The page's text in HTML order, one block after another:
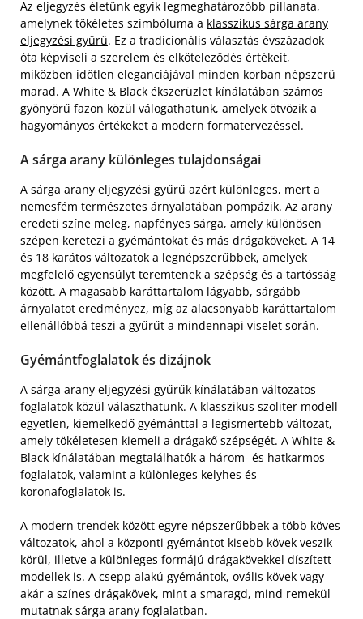
Az eljegyzés életünk egyik legmeghatározóbb pillanata,
amelynek tökéletes szimbóluma a klasszikus sárga arany
eljegyzési gyűrű. Ez a tradicionális választás évszázadok
óta képviseli a szerelem és elköteleződés értékeit,
miközben időtlen eleganciájával minden korban népszerű
marad. A White & Black ékszerüzlet kínálatában számos
gyönyörű fazon közül válogathatunk, amelyek ötvözik a
hagyományos értékeket a modern formatervezéssel.
A sárga arany különleges tulajdonságai
A sárga arany eljegyzési gyűrű azért különleges, mert a
nemesfém természetes árnyalatában pompázik. Az arany
eredeti színe meleg, napfényes sárga, amely különösen
szépen keretezi a gyémántokat és más drágaköveket. A 14
és 18 karátos változatok a legnépszerűbbek, amelyek
megfelelő egyensúlyt teremtenek a szépség és a tartósság
között. A magasabb karáttartalom lágyabb, sárgább
árnyalatot eredményez, míg az alacsonyabb karáttartalom
ellenállóbbá teszi a gyűrűt a mindennapi viselet során.
Gyémántfoglalatok és dizájnok
A sárga arany eljegyzési gyűrűk kínálatában változatos
foglalatok közül választhatunk. A klasszikus szoliter modell
egyetlen, kiemelkedő gyémánttal a legismertebb változat,
amely tökéletesen kiemeli a drágakő szépségét. A White &
Black kínálatában megtalálhatók a három- és hatkarmos
foglalatok, valamint a különleges kelyhes és
koronafoglalatok is.
A modern trendek között egyre népszerűbbek a több köves
változatok, ahol a központi gyémántot kisebb kövek veszik
körül, illetve a különleges formájú drágakövekkel díszített
modellek is. A csepp alakú gyémántok, ovális kövek vagy
akár a színes drágakövek, mint a smaragd, mind remekül
mutatnak sárga arany foglalatban.